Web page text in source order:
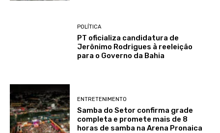
POLÍTICA
PT oficializa candidatura de
Jerônimo Rodrigues à reeleição
para o Governo da Bahia
ENTRETENIMENTO
Samba do Setor confirma grade
completa e promete mais de 8
horas de samba na Arena Pronaica